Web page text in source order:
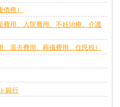
務）
費用、入院費用、不妊治療、介護
退去費用、葬儀費用、住民税）
銀行